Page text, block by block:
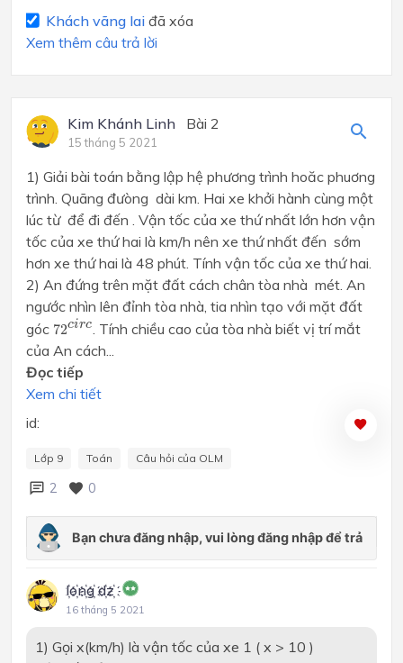
Khách vãng lai đã xóa
Xem thêm câu trả lời
Kim Khánh Linh Bài 2
15 tháng 5 2021
1) Giải bài toán bằng lập hệ phương trình hoăc phuơng
trình. Quãng đưòng dài km. Hai xe khởi hành cùng một
lúc từ để đi đến . Vận tốc của xe thứ nhất lớn hơn vận
tốc của xe thứ hai là km/h nên xe thứ nhất đến sớm
hơn xe thứ hai là 48 phút. Tính vận tốc của xe thứ hai.
2) An đứng trên mặt đất cách chân tòa nhà mét. An
ngước nhìn lên đỉnh tòa nhà, tia nhìn tạo với mặt đất
góc 72circ
72circ
. Tính chiều cao của tòa nhà biết vị trí mắt
của An cách...
Đọc tiếp
Xem chi tiết
id:
Lớp 9 Toán Câu hỏi của OLM
2 0
l҉o҉n҉g҉ d҉z҉
16 tháng 5 2021
1) Gọi x(km/h) là vận tốc của xe 1 ( x > 10 )